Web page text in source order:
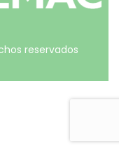
reservados